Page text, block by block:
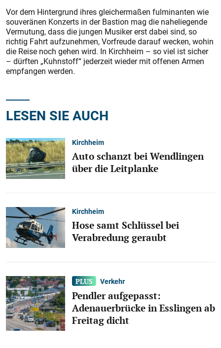
Vor dem Hintergrund ihres gleichermaßen fulminanten wie
souveränen Konzerts in der Bastion mag die naheliegende
Vermutung, dass die jungen Musiker erst dabei sind, so
richtig Fahrt aufzunehmen, Vorfreude darauf wecken, wohin
die Reise noch gehen wird. In Kirchheim – so viel ist sicher
– dürften „Kuhnstoff“ jederzeit wieder mit offenen Armen
empfangen werden.
LESEN SIE AUCH
Kirchheim
Auto schanzt bei Wendlingen
über die Leitplanke
Kirchheim
Hose samt Schlüssel bei
Verabredung geraubt
Verkehr
Pendler aufgepasst:
Adenauerbrücke in Esslingen ab
Freitag dicht